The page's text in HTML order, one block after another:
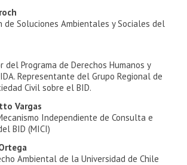
de Soluciones Ambientales y Sociales del
del Programa de Derechos Humanos y
Representante del Grupo Regional de
Civil sobre el BID.
Vargas
Independiente de Consulta e
BID (MICI)
Ambiental de la Universidad de Chile